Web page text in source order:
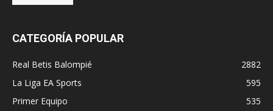
CATEGORÍA POPULAR
Real Betis Balompié
2882
La Liga EA Sports
595
Primer Equipo
535